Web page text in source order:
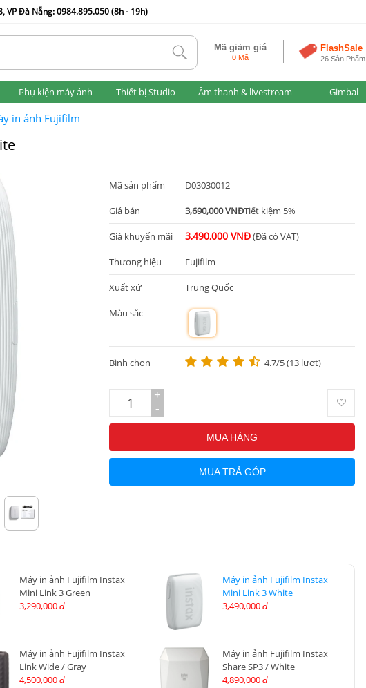
VP Đà Nẵng: 0984.895.050 (8h - 19h)
tlk Mã giảm giá
0 Mã
FlashSale
26 Sản Phẩm
Phụ kiện máy ảnh Thiết bị Studio Âm thanh & livestream Gimbal
in ảnh Fujifilm
Mã sản phẩm D03030012
Giá bán 3,690,000 VNĐTiết kiệm 5%
Giá khuyến mãi 3,490,000 VNĐ(Đã có VAT)
Thương hiệu Fujifilm
Xuất xứ Trung Quốc
Màu sắc
m
Bình chọn 4.7/5 (13 lượt)
+
-
MUA HÀNG
MUA TRẢ GÓP
Máy in ảnh Fujifilm Instax
Mini Link 3 Green
3,290,000 đ
Máy in ảnh Fujifilm Instax
Mini Link 3 White
3,490,000 đ
Máy in ảnh Fujifilm Instax
Link Wide / Gray
4,500,000 đ
Máy in ảnh Fujifilm Instax
Share SP3 / White
4,890,000 đ